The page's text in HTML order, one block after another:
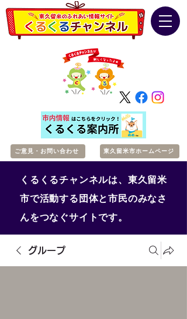
ご意見・お問い合わせ 東久留米市ホームページ
くるくるチャンネルは、東久留米
市で活動する団体と市民のみなさ
んをつなぐサイトです。
グループ